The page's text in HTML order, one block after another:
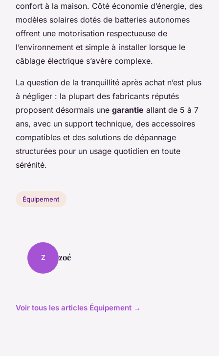
confort à la maison. Côté économie d’énergie, des
modèles solaires dotés de batteries autonomes
offrent une motorisation respectueuse de
l’environnement et simple à installer lorsque le
câblage électrique s’avère complexe.
La question de la tranquillité après achat n’est plus
à négliger : la plupart des fabricants réputés
proposent désormais une garantie allant de 5 à 7
ans, avec un support technique, des accessoires
compatibles et des solutions de dépannage
structurées pour un usage quotidien en toute
sérénité.
Équipement
Z zoé
Voir tous les articles Équipement →